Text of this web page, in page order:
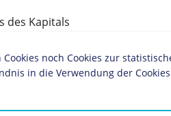
des Kapitals
Berlin
noch Cookies zur
in die Verwendung der